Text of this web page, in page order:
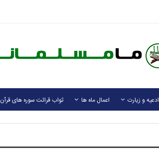
ادعیه و زیارت اعمال ماه ها ثواب قرائت سوره های قرآن